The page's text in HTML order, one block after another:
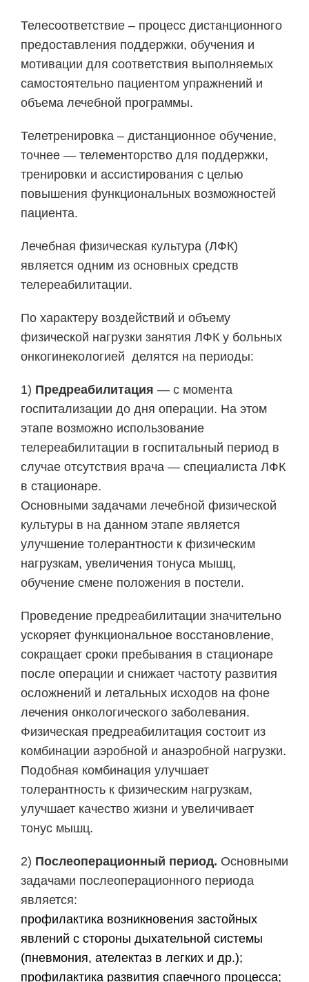
Телесоответствие – процесс дистанционного
предоставления поддержки, обучения и
мотивации для соответствия выполняемых
самостоятельно пациентом упражнений и
объема лечебной программы.
Телетренировка – дистанционное обучение,
точнее — телементорство для поддержки,
тренировки и ассистирования с целью
повышения функциональных возможностей
пациента.
Лечебная физическая культура (ЛФК)
является одним из основных средств
телереабилитации.
По характеру воздействий и объему
физической нагрузки занятия ЛФК у больных
онкогинекологией делятся на периоды:
1) Предреабилитация — с момента
госпитализации до дня операции. На этом
этапе возможно использование
телереабилитации в госпитальный период в
случае отсутствия врача — специалиста ЛФК
в стационаре.
Основными задачами лечебной физической
культуры в на данном этапе является
улучшение толерантности к физическим
нагрузкам, увеличения тонуса мышц,
обучение смене положения в постели.
Проведение предреабилитации значительно
ускоряет функциональное восстановление,
сокращает сроки пребывания в стационаре
после операции и снижает частоту развития
осложнений и летальных исходов на фоне
лечения онкологического заболевания.
Физическая предреабилитация состоит из
комбинации аэробной и анаэробной нагрузки.
Подобная комбинация улучшает
толерантность к физическим нагрузкам,
улучшает качество жизни и увеличивает
тонус мышц.
2) Послеоперационный период. Основными
задачами послеоперационного периода
является:
профилактика возникновения застойных
явлений с стороны дыхательной системы
(пневмония, ателектаз в легких и др.);
профилактика развития спаечного процесса;